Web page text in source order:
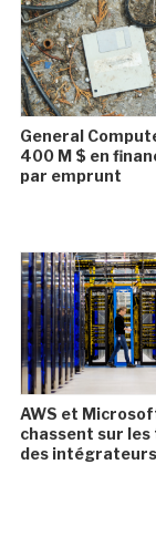
General
400 M $ en
par emprunt
AWS et
chassent sur
des intégrateurs